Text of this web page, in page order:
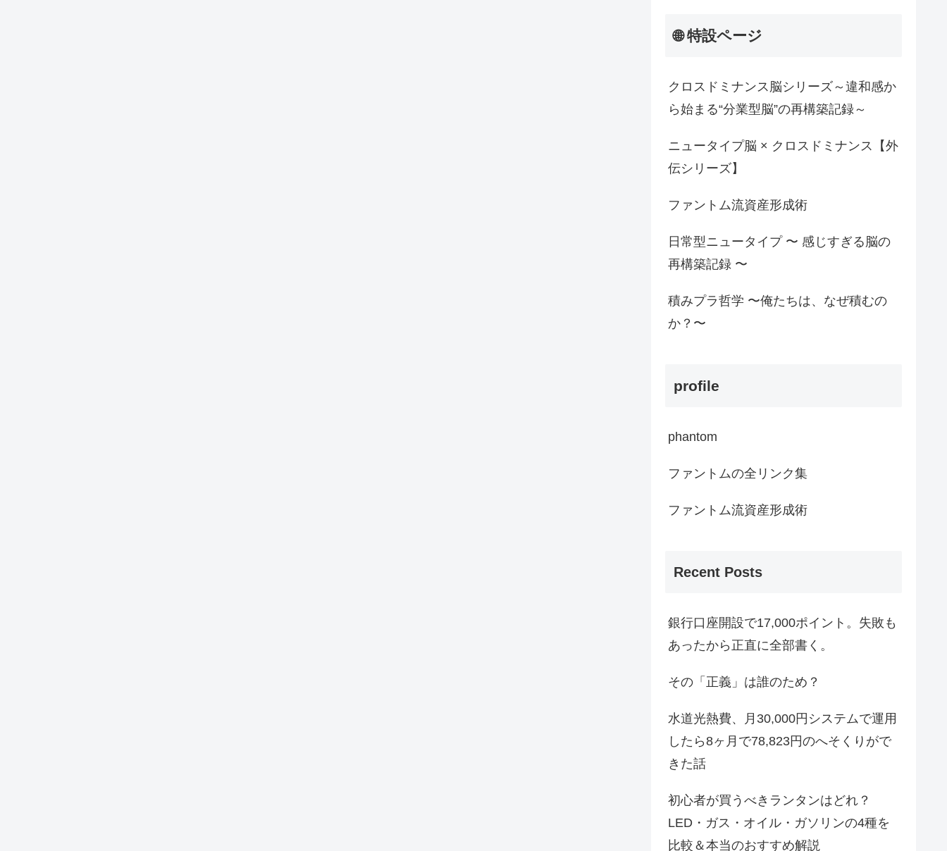
🌐 特設ページ
クロスドミナンス脳シリーズ～違和感か
ら始まる“分業型脳”の再構築記録～
ニュータイプ脳 × クロスドミナンス【外
伝シリーズ】
ファントム流資産形成術
日常型ニュータイプ 〜 感じすぎる脳の
再構築記録 〜
積みプラ哲学 〜俺たちは、なぜ積むの
か？〜
profile
phantom
ファントムの全リンク集
ファントム流資産形成術
Recent Posts
銀行口座開設で17,000ポイント。失敗も
あったから正直に全部書く。
その「正義」は誰のため？
水道光熱費、月30,000円システムで運用
したら8ヶ月で78,823円のへそくりがで
きた話
初心者が買うべきランタンはどれ？
LED・ガス・オイル・ガソリンの4種を
比較＆本当のおすすめ解説